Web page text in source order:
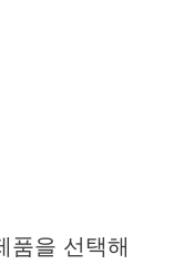
품을 선택해